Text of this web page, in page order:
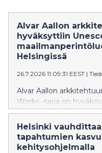
Alvar Aallon
hyväksyttiin
Helsingissä
26.7.2026 11:09:31 EEST |
Alvar Aallon
Works -sarja on
viisi sijaitsee
kotitalon ja ateljeen,
Kansaneläkelaitoksen
Helsinki
tapahtumien
kehitysohjelmalla